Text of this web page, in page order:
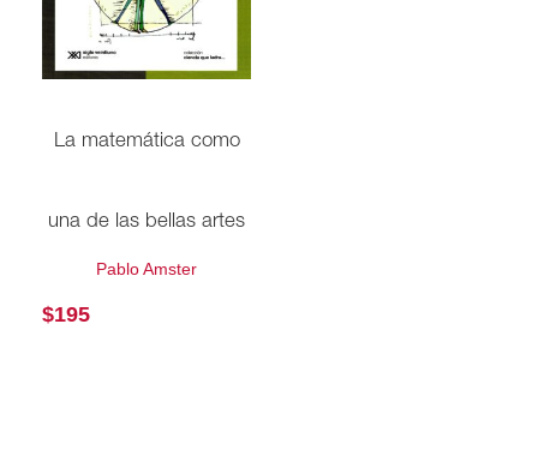
La matemática como
una de las bellas artes
Pablo Amster
$195